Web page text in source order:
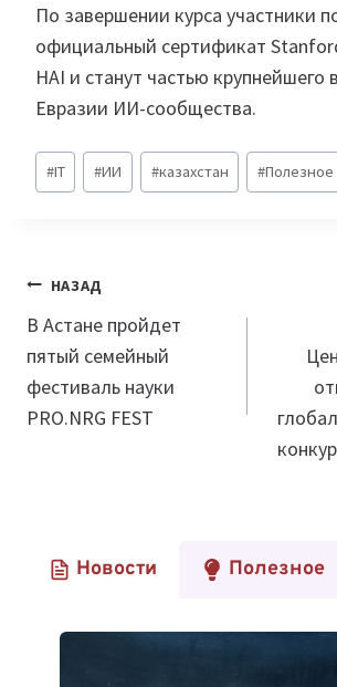
По завершении курса участники
официальный сертификат
HAI и станут частью крупнейшего
Евразии ИИ-сообщества.
Метки
записи:
#IT #ИИ #казахстан #Полезное
Навигация
по
записям
НАЗАД
В Астане пройдет
пятый семейный
фестиваль науки
PRO.NRG FEST
Новости Полезное